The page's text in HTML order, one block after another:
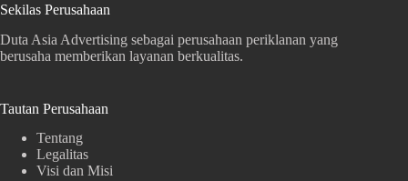
Sekilas Perusahaan
Duta Asia Advertising sebagai perusahaan periklanan yang
berusaha memberikan layanan berkualitas.
Tautan Perusahaan
Tentang
Legalitas
Visi dan Misi